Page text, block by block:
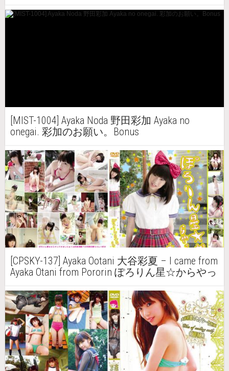
[MIST-1004] Ayaka Noda 野田彩加 Ayaka no
onegai. 彩加のお願い。Bonus
[CPSKY-137] Ayaka Ootani 大谷彩夏 – I came from
Ayaka Otani from Pororin ぽろりん星☆からやっ